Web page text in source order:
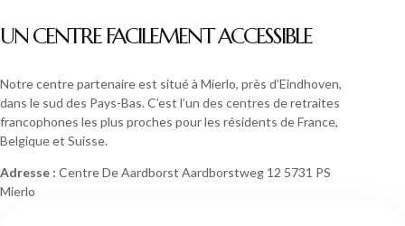
UN CENTRE FACILEMENT ACCESSIBLE
Notre centre partenaire est situé à Mierlo, près d’Eindhoven,
dans le sud des Pays-Bas. C’est l’un des centres de retraites
francophones les plus proches pour les résidents de France,
Belgique et Suisse.
Adresse : Centre De Aardborst Aardborstweg 12 5731 PS
Mierlo